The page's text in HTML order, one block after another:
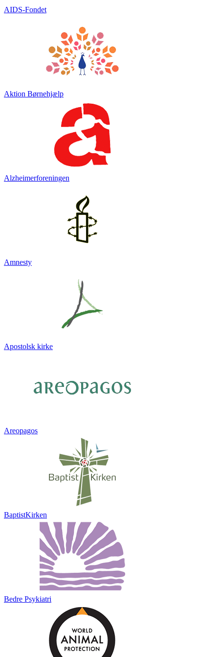
AIDS-Fondet
Aktion Børnehjælp
Alzheimerforeningen
Amnesty
Apostolsk kirke
Areopagos
BaptistKirken
Bedre Psykiatri